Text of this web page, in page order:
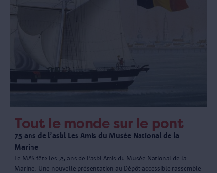
Tout le monde sur le pont
75 ans de l’asbl Les Amis du Musée National de la
Marine
Le MAS fête les 75 ans de l’asbl Amis du Musée National de la
Marine. Une nouvelle présentation au Dépôt accessible rassemble